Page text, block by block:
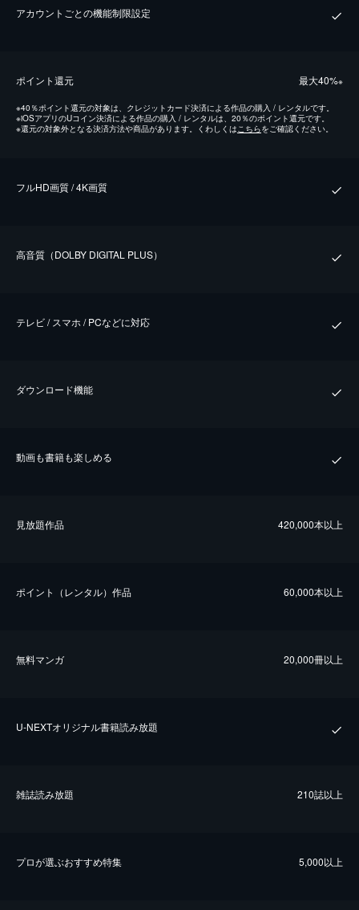
アカウントごとの機能制限設定
ポイント還元 最⼤40%※
※40％ポイント還元の対象は、クレジットカード決済による作品の購入 / レンタルです。
※iOSアプリのUコイン決済による作品の購入 / レンタルは、20％のポイント還元です。
※還元の対象外となる決済方法や商品があります。くわしくはこちらをご確認ください。
フルHD画質 / 4K画質
⾼⾳質（DOLBY DIGITAL PLUS）
テレビ / スマホ / PCなどに対応
ダウンロード機能
動画も書籍も楽しめる
⾒放題作品 420,000本以上
ポイント（レンタル）作品 60,000本以上
無料マンガ 20,000冊以上
U-NEXTオリジナル書籍読み放題
雑誌読み放題 210誌以上
プロが選ぶおすすめ特集 5,000以上